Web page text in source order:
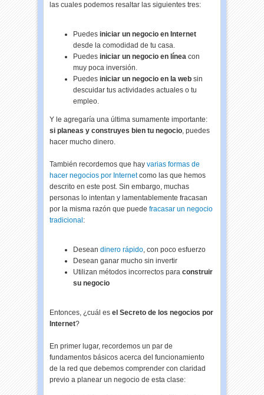
las cuales podemos resaltar las siguientes tres:
Puedesiniciar un negocio en Internet
desde la comodidad de tu casa.
Puedesiniciar un negocio en línea con
muy poca inversión.
Puedesiniciar un negocio en la web sin
descuidar tus actividades actuales o tu
empleo.
Y le agregaría una última sumamente importante:
si planeas y construyes bien tu negocio, puedes
hacer mucho dinero.
También recordemos que hayvarias formas de
hacer negocios por Internetcomo las que hemos
descrito en este post. Sin embargo, muchas
personas lo intentan y lamentablemente fracasan
por la misma razón que puedefracasar un negocio
tradicional :
Deseandinero rápido, con poco esfuerzo
Desean ganar mucho sin invertir
Utilizan métodos incorrectos paraconstruir
su negocio
Entonces, ¿cuál esel Secreto de los negocios por
Internet?
En primer lugar, recordemos un par de
fundamentos básicos acerca del funcionamiento
de la red que debemos comprender con claridad
previo a planear un negocio de esta clase: